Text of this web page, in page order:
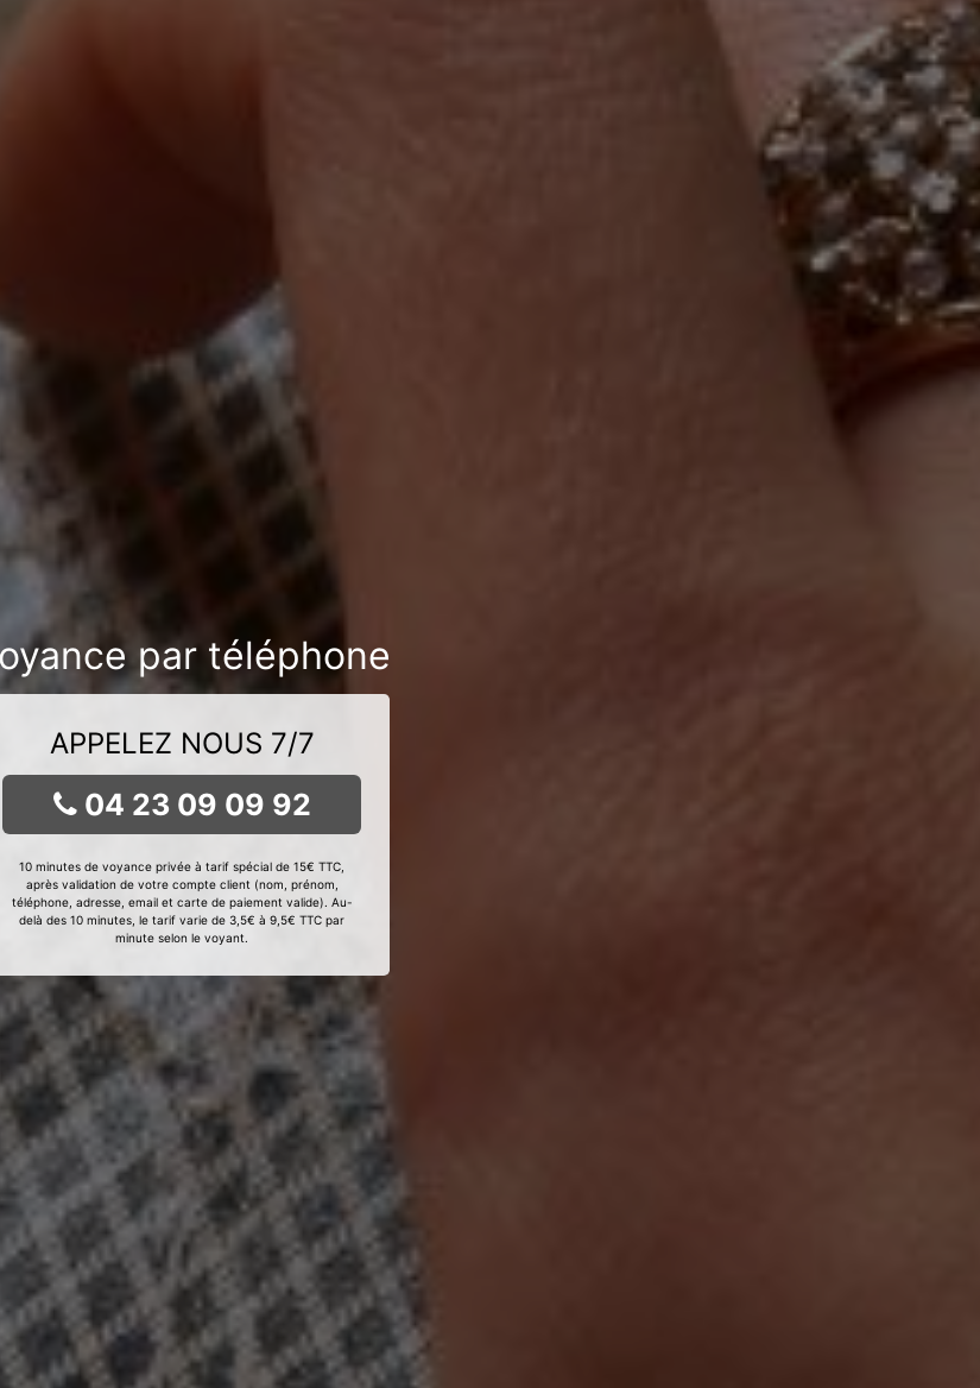
par téléphone
APPELEZ NOUS 7/7
04 23 09 09 92
10 minutes de voyance privée à tarif spécial de 15€ TTC,
après validation de votre compte client (nom, prénom,
téléphone, adresse, email et carte de paiement valide). Au-
delà des 10 minutes, le tarif varie de 3,5€ à 9,5€ TTC par
minute selon le voyant.